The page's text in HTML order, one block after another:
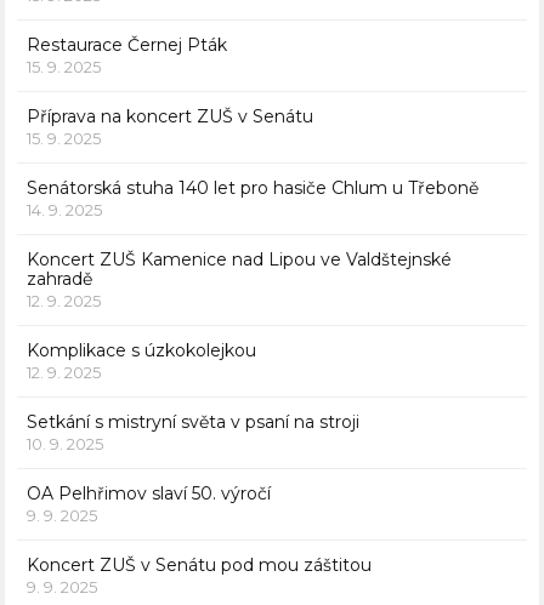
Restaurace Černej Pták
15. 9. 2025
Příprava na koncert ZUŠ v Senátu
15. 9. 2025
Senátorská stuha 140 let pro hasiče Chlum u Třeboně
14. 9. 2025
Koncert ZUŠ Kamenice nad Lipou ve Valdštejnské
zahradě
12. 9. 2025
Komplikace s úzkokolejkou
12. 9. 2025
Setkání s mistryní světa v psaní na stroji
10. 9. 2025
OA Pelhřimov slaví 50. výročí
9. 9. 2025
Koncert ZUŠ v Senátu pod mou záštitou
9. 9. 2025